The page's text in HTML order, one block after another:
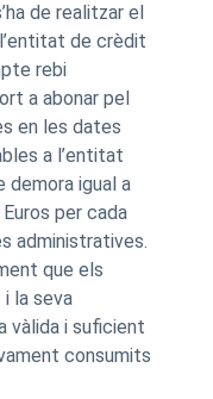
de realitzar el
de crèdit
rebi
a abonar pel
en les dates
a l’entitat
demora igual a
per cada
administratives.
que els
la seva
vàlida i suficient
consumits